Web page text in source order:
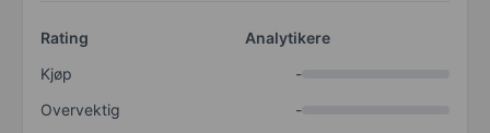
Rating
Analytikere
Kjøp
-
Overvektig
-